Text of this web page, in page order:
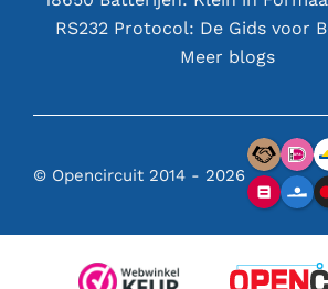
RS232 Protocol: De Gids voor
Meer blogs
© Opencircuit 2014 - 2026